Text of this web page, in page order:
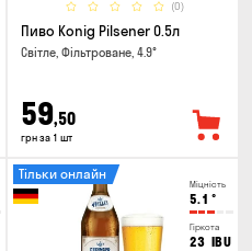
(0)
Пиво Konig Pilsener 0.5л
Світле, Фільтроване, 4.9°
59,50
грн за 1 шт
Міцність
5.1 °
Гіркота
23 IBU
Тільки онлайн